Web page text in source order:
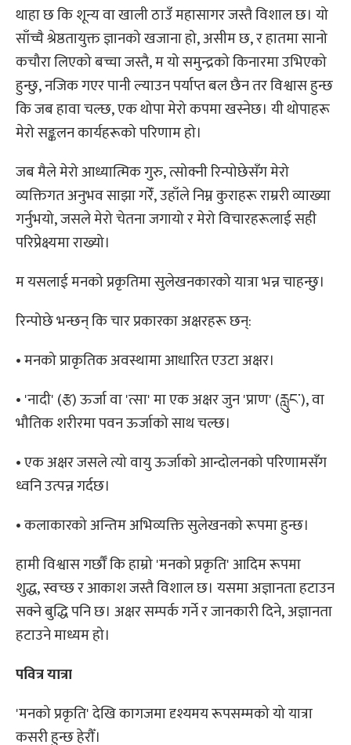
थाहा छ कि शून्य वा खाली ठाउँ महासागर जस्तै विशाल छ। यो
साँच्चै श्रेष्ठतायुक्त ज्ञानको खजाना हो, असीम छ, र हातमा सानो
कचौरा लिएको बच्चा जस्तै, म यो समुन्द्रको किनारमा उभिएको
हुन्छु, नजिक गएर पानी ल्याउन पर्याप्त बल छैन तर विश्वास हुन्छ
कि जब हावा चल्छ, एक थोपा मेरो कपमा खस्नेछ। यी थोपाहरू
मेरो सङ्कलन कार्यहरूको परिणाम हो।
जब मैले मेरो आध्यात्मिक गुरु, त्सोक्नी रिन्पोछेसँग मेरो
व्यक्तिगत अनुभव साझा गरेँ, उहाँले निम्न कुराहरू राम्ररी व्याख्या
गर्नुभयो, जसले मेरो चेतना जगायो र मेरो विचारहरूलाई सही
परिप्रेक्ष्यमा राख्यो।
म यसलाई मनको प्रकृतिमा सुलेखनकारको यात्रा भन्न चाहन्छु।
रिन्पोछे भन्छन् कि चार प्रकारका अक्षरहरू छन्:
• मनको प्राकृतिक अवस्थामा आधारित एउटा अक्षर।
• 'नादी' (རྩ) ऊर्जा वा 'त्सा' मा एक अक्षर जुन 'प्राण' (རླུང་), वा
भौतिक शरीरमा पवन ऊर्जाको साथ चल्छ।
• एक अक्षर जसले त्यो वायु ऊर्जाको आन्दोलनको परिणामसँग
ध्वनि उत्पन्न गर्दछ।
• कलाकारको अन्तिम अभिव्यक्ति सुलेखनको रूपमा हुन्छ।
हामी विश्वास गर्छौँ कि हाम्रो 'मनको प्रकृति' आदिम रूपमा
शुद्ध, स्वच्छ र आकाश जस्तै विशाल छ। यसमा अज्ञानता हटाउन
सक्ने बुद्धि पनि छ। अक्षर सम्पर्क गर्ने र जानकारी दिने, अज्ञानता
हटाउने माध्यम हो।
पवित्र यात्रा
'मनको प्रकृति' देखि कागजमा दृश्यमय रूपसम्मको यो यात्रा
कसरी हुन्छ हेरौँ।